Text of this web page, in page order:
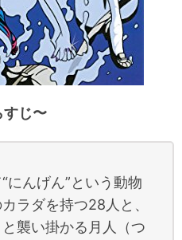
すじ〜
にんげん”という動物
ラダを持つ28人と、
襲い掛かる月人（つ